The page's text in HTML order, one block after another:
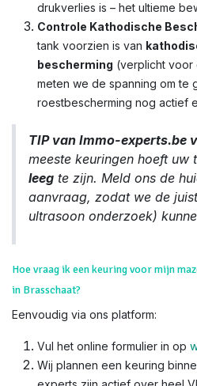
drukverlies is – het ultieme
Controle Kathodische
tank voorzien is van
bescherming (verplicht voor
meten we de spanning om te
roestbescherming nog actief
TIP van Immo-experts.be
meeste keuringen hoeft uw
leeg te zijn. Meld ons de
aanvraag, zodat we de
ultrasoon onderzoek)
Hoe vraag ik een keuring voor mijn
in Brasschaat?
Eenvoudig via ons platform:
Vul het online formulier in op
Wij plannen een keuring